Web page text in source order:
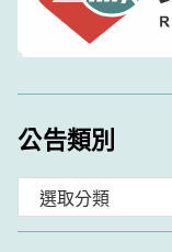
公告類別
類